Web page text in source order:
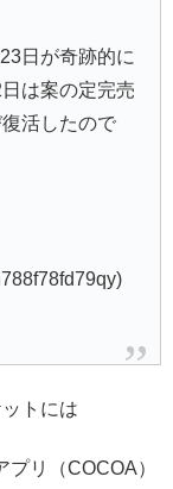
日が奇跡的に
は案の定完売
活したので
トには
リ（COCOA）